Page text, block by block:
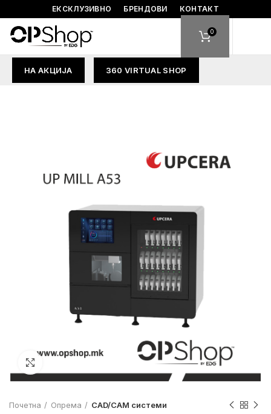
ЕКСКЛУЗИВНО БРЕНДОВИ КОНТАКТ
0
НА АКЦИЈА 360 VIRTUAL SHOP
Почетна Опрема CAD/CAМ системи